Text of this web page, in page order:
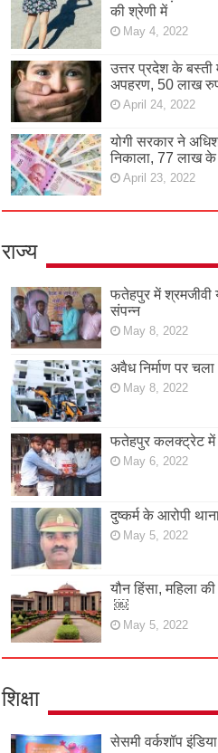
की श्रेणी में
May 4, 2022
उत्तर प्रदेश के बस्ती
अपहरण, 50 लाख
April 24, 2022
योगी सरकार ने
निकाला, 77 लाख के
April 23, 2022
राज्य
फतेहपुर में
संपन्न
May 8, 2022
अवैध निर्माण पर
May 8, 2022
फतेहपुर कलक्ट्रेट में
May 6, 2022
दुष्कर्म के आरोपी
May 5, 2022
यौन हिंसा, महिला
￼
May 5, 2022
शिक्षा
सेसमी वर्कशॉप